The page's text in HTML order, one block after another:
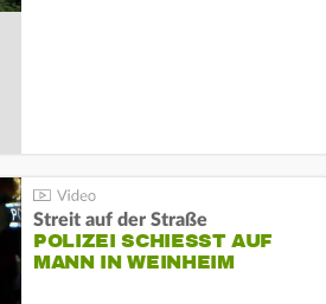
Streit auf der Straße
POLIZEI SCHIESST AUF M
ANN IN WEINHEIM